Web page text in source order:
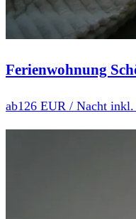
Ferienwohnung
ab126 EUR / Nacht